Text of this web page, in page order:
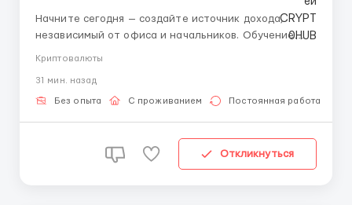
Начните сегодня — создайте источник дохода,
независимый от офиса и начальников. Обучение
реальному способу заработка через межбиржевой
арбитраж криптовалют — с полной поддержкой и
Криптовалюты
31 мин. назад
Без опыта С проживанием Постоянная работа
Откликнуться